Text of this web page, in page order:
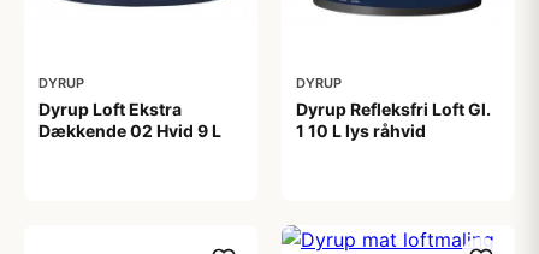
DYRUP
Dyrup Loft Ekstra
Dækkende 02 Hvid 9 L
DYRUP
Dyrup Refleksfri Loft Gl.
1 10 L lys råhvid